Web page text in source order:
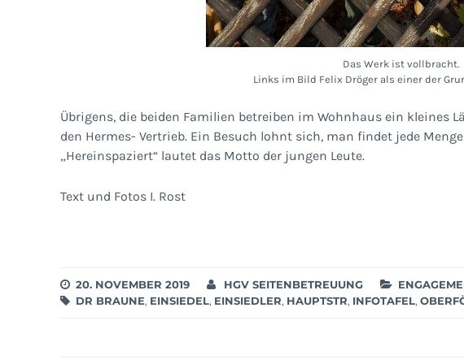
Das Werk ist vollbracht.
Links im Bild Felix Dröger als einer der
Übrigens, die beiden Familien betreiben im Wohnhaus ein kleines
den Hermes- Vertrieb. Ein Besuch lohnt sich, man findet jede
„Hereinspaziert“ lautet das Motto der jungen Leute.
Text und Fotos I. Rost
20. NOVEMBER 2019 HGV SEITENBETREUUNG
DR BRAUNE, EINSIEDEL, EINSIEDLER, HAUPTSTR, INFOTAFEL,